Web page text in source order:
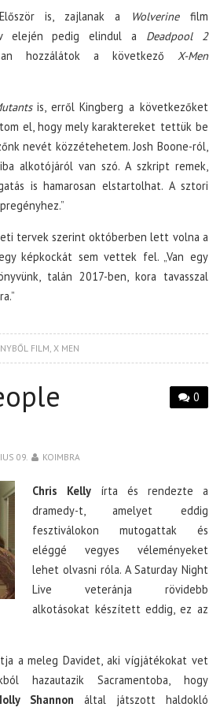
is, zajlanak a Wolverinefilm
elején pedig elindul a Deadpool 2
hozzálátok a következő X-Men
is, erről Kingberg a következőket
el, hogy mely karaktereket tettük be
nevét közzétehetem. Josh Boone-ról,
alkotójáról van szó. A szkript remek,
is hamarosan elstartolhat. A sztori
tervek szerint októberben lett volna a
képkockát sem vettek fel. „Van egy
talán 2017-ben, kora tavasszal
FILM,X MEN
0
09. KOIMBRA
Chris Kellyírta és rendezte a
dramedy-t, amelyet eddig
fesztiválokon mutogattak és
eléggé vegyes véleményeket
lehet olvasni róla. A Saturday Night
Live veteránja rövidebb
alkotásokat készített eddig, ez az
a meleg Davidet, aki vígjátékokat vet
hazautazik Sacramentoba, hogy
Shannon által játszott haldokló